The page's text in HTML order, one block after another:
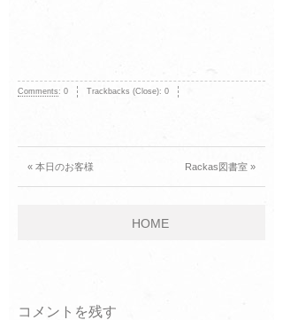
Comments: 0 Trackbacks (Close): 0
« 本日のお客様 Rackas図書室 »
HOME
コメントを残す